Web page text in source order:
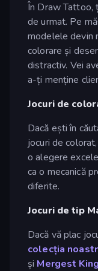
În Draw Tattoo,
de urmat. Pe
modelele devin
colorare și
distractiv. Vei
a-ți menține
Jocuri de
Dacă ești în
jocuri de
o alegere
ca o mecanică
diferite.
Jocuri de tip
Dacă vă plac
colecția
și Mergest